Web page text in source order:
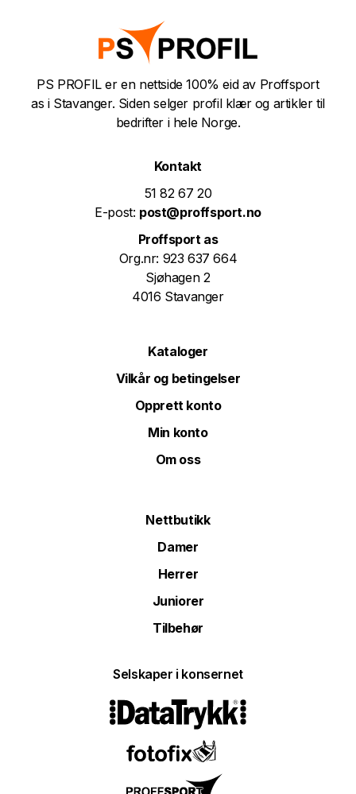
PS PROFIL er en nettside 100% eid av Proffsport
as i Stavanger. Siden selger profil klær og artikler til
bedrifter i hele Norge.
Kontakt
51 82 67 20
E-post: post@proffsport.no
Proffsport as
Org.nr: 923 637 664
Sjøhagen 2
4016 Stavanger
Kataloger
Vilkår og betingelser
Opprett konto
Min konto
Om oss
Nettbutikk
Damer
Herrer
Juniorer
Tilbehør
Selskaper i konsernet